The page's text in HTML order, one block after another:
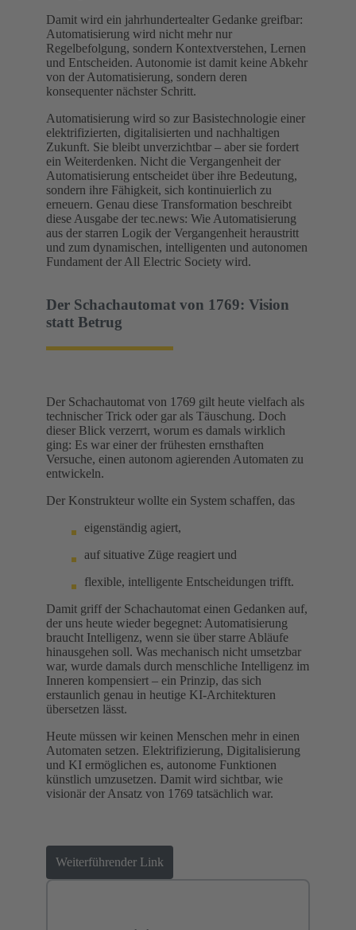
Damit wird ein jahrhundertealter Gedanke greifbar:
Automatisierung wird nicht mehr nur
Regelbefolgung, sondern Kontextverstehen, Lernen
und Entscheiden. Autonomie ist damit keine Abkehr
von der Automatisierung, sondern deren
konsequenter nächster Schritt.
Automatisierung wird so zur Basistechnologie einer
elektrifizierten, digitalisierten und nachhaltigen
Zukunft. Sie bleibt unverzichtbar – aber sie fordert
ein Weiterdenken. Nicht die Vergangenheit der
Automatisierung entscheidet über ihre Bedeutung,
sondern ihre Fähigkeit, sich kontinuierlich zu
erneuern. Genau diese Transformation beschreibt
diese Ausgabe der tec.news: Wie Automatisierung
aus der starren Logik der Vergangenheit heraustritt
und zum dynamischen, intelligenten und autonomen
Fundament der All Electric Society wird.
Der Schachautomat von 1769: Vision
statt Betrug
Der Schachautomat von 1769 gilt heute vielfach als
technischer Trick oder gar als Täuschung. Doch
dieser Blick verzerrt, worum es damals wirklich
ging: Es war einer der frühesten ernsthaften
Versuche, einen autonom agierenden Automaten zu
entwickeln.
Der Konstrukteur wollte ein System schaffen, das
eigenständig agiert,
auf situative Züge reagiert und
flexible, intelligente Entscheidungen trifft.
Damit griff der Schachautomat einen Gedanken auf,
der uns heute wieder begegnet: Automatisierung
braucht Intelligenz, wenn sie über starre Abläufe
hinausgehen soll. Was mechanisch nicht umsetzbar
war, wurde damals durch menschliche Intelligenz im
Inneren kompensiert – ein Prinzip, das sich
erstaunlich genau in heutige KI‑Architekturen
übersetzen lässt.
Heute müssen wir keinen Menschen mehr in einen
Automaten setzen. Elektrifizierung, Digitalisierung
und KI ermöglichen es, autonome Funktionen
künstlich umzusetzen. Damit wird sichtbar, wie
visionär der Ansatz von 1769 tatsächlich war.
Weiterführender Link